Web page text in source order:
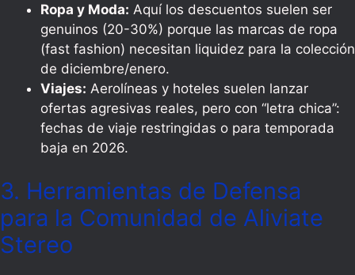
Ropa y Moda: Aquí los descuentos suelen ser
genuinos (20-30%) porque las marcas de ropa
(fast fashion) necesitan liquidez para la colección
de diciembre/enero.
Viajes: Aerolíneas y hoteles suelen lanzar
ofertas agresivas reales, pero con “letra chica”:
fechas de viaje restringidas o para temporada
baja en 2026.
3. Herramientas de Defensa
para la Comunidad de Aliviate
Stereo